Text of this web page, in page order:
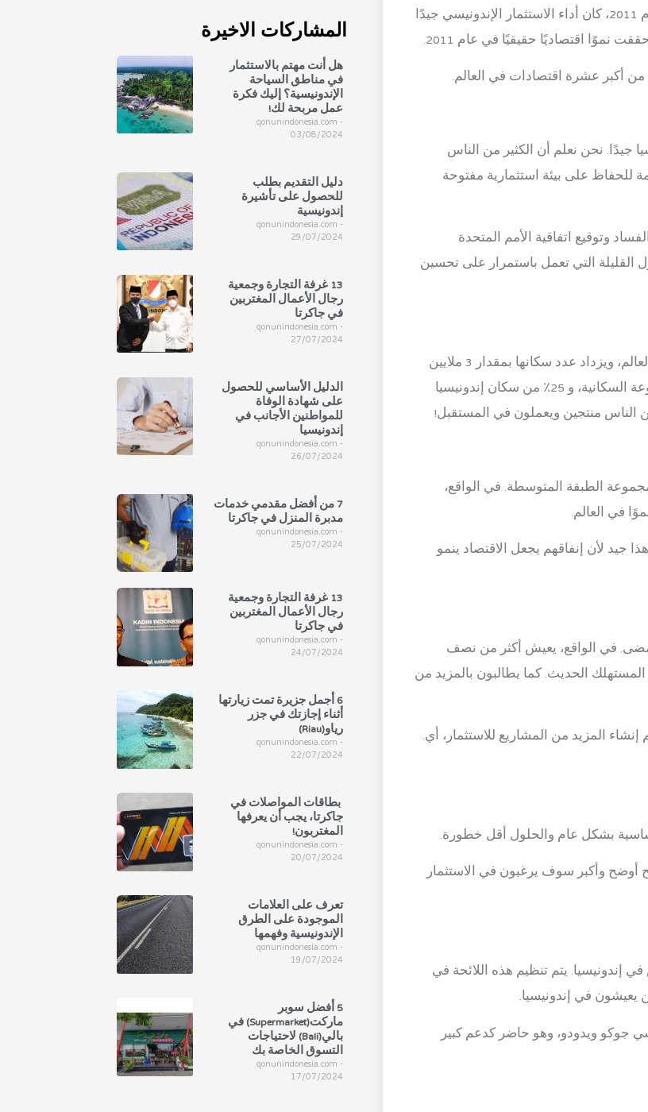
بينما شهدت بقية العالم ركودًا عميقًا من عام 2008 إلى عام 2011، كان أداء الاستثمار الإندونيسي جيدًا
نموًا اقتصاديًا حقيقيًا في عام 2011.
من أكبر عشرة اقتصادات في العالم.
جيدًا. نحن نعلم أن الكثير من الناس
على بيئة استثمارية مفتوحة
وتوقيع اتفاقية الأمم المتحدة
القليلة التي تعمل باستمرار على تحسين
تحتل إندونيسيا المرتبة الرابعة من حيث عدد السكان في العالم، ويزداد عدد سكانها بمقدار 3 ملايين
شخص كل عام. يشكل الشباب جزءًا كبيرًا من هذه المجموعة السكانية، و 25٪ من سكان إندونيسيا
الطبقة المتوسطة. في الواقع،
في العالم.
جيد لأن إنفاقهم يجعل الاقتصاد ينمو
في الواقع، يعيش أكثر من نصف
الحديث. كما يطالبون بالمزيد من
المزيد من المشاريع للاستثمار، أي.
بشكل عام والحلول أقل خطورة.
وأكبر سوف يرغبون في الاستثمار
امتلاك أرض في إندونيسيا. يتم تنظيم هذه اللائحة في
جوكو ويدودو، وهو حاضر كدعم كبير
المشاركات الاخيرة
هل أنت مهتم بالاستثمار
في مناطق السياحة
الإندونيسية؟ إليك فكرة
عمل مربحة لك!
qonunindonesia.com
03/08/2024
دليل التقديم بطلب
للحصول على تأشيرة
إندونيسية
qonunindonesia.com
29/07/2024
13 غرفة التجارة وجمعية
رجال الأعمال المغتربين
في جاكرتا
qonunindonesia.com
27/07/2024
الدليل الأساسي للحصول
على شهادة الوفاة
للمواطنين الأجانب في
إندونيسيا
qonunindonesia.com
26/07/2024
7 من أفضل مقدمي خدمات
مدبرة المنزل في جاكرتا
qonunindonesia.com
25/07/2024
13 غرفة التجارة وجمعية
رجال الأعمال المغتربين
في جاكرتا
qonunindonesia.com
24/07/2024
6 أجمل جزيرة تمت زيارتها
أثناء إجازتك في جزر
رياو(Riau)
qonunindonesia.com
22/07/2024
بطاقات المواصلات في
جاكرتا، يجب أن يعرفها
المغتربون!
qonunindonesia.com
20/07/2024
تعرف على العلامات
الموجودة على الطرق
الإندونيسية وفهمها
qonunindonesia.com
19/07/2024
5 أفضل سوبر
ماركت(Supermarket) في
بالي(Bali) لاحتياجات
التسوق الخاصة بك
qonunindonesia.com
17/07/2024